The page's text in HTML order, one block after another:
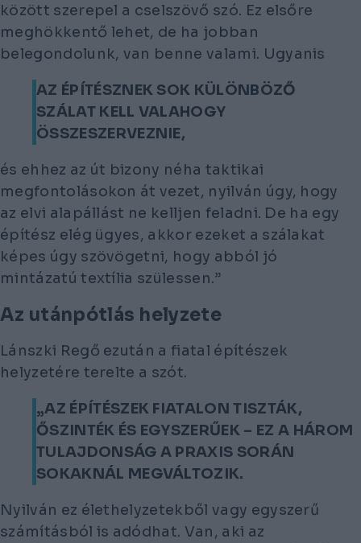
között szerepel a cselszövő szó. Ez elsőre
meghökkentő lehet, de ha jobban
belegondolunk, van benne valami. Ugyanis
AZ ÉPÍTÉSZNEK SOK KÜLÖNBÖZŐ
SZÁLAT KELL VALAHOGY
ÖSSZESZERVEZNIE,
és ehhez az út bizony néha taktikai
megfontolásokon át vezet, nyilván úgy, hogy
az elvi alapállást ne kelljen feladni. De ha egy
építész elég ügyes, akkor ezeket a szálakat
képes úgy szövögetni, hogy abból jó
mintázatú textília szülessen.”
Az utánpótlás helyzete
Lánszki Regő ezután a fiatal építészek
helyzetére terelte a szót.
„AZ ÉPÍTÉSZEK FIATALON TISZTÁK,
ŐSZINTÉK ÉS EGYSZERŰEK – EZ A HÁROM
TULAJDONSÁG A PRAXIS SORÁN
SOKAKNÁL MEGVÁLTOZIK.
Nyilván ez élethelyzetekből vagy egyszerű
számításból is adódhat. Van, aki az